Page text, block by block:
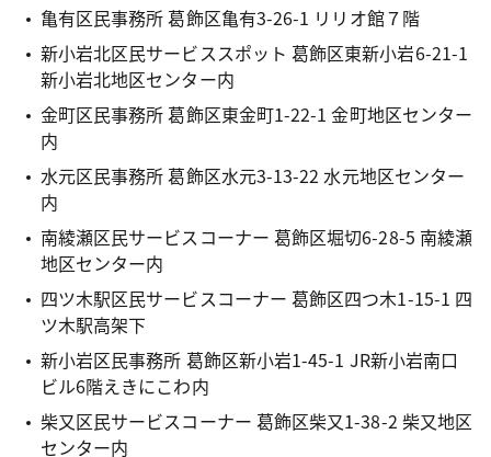
亀有区民事務所 葛飾区亀有3-26-1 リリオ館７階
新小岩北区民サービススポット 葛飾区東新小岩6-21-1
新小岩北地区センター内
金町区民事務所 葛飾区東金町1-22-1 金町地区センター
内
水元区民事務所 葛飾区水元3-13-22 水元地区センター
内
南綾瀬区民サービスコーナー 葛飾区堀切6-28-5 南綾瀬
地区センター内
四ツ木駅区民サービスコーナー 葛飾区四つ木1-15-1 四
ツ木駅高架下
新小岩区民事務所 葛飾区新小岩1-45-1 JR新小岩南口
ビル6階えきにこわ内
柴又区民サービスコーナー 葛飾区柴又1-38-2 柴又地区
センター内